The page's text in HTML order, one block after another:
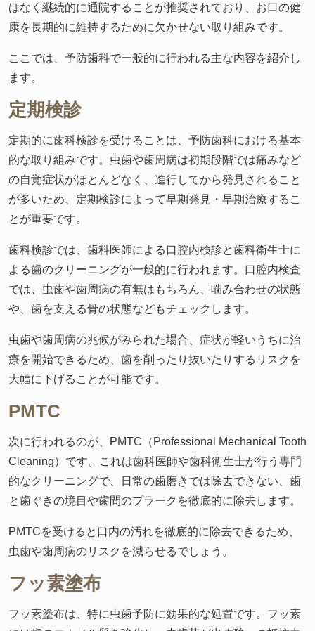
はなく継続的に通院することが推奨されており、お口の健
康を長期的に維持するために欠かせない取り組みです。
ここでは、予防歯科で一般的に行われる主な内容を紹介し
ます。
定期検診
定期的に歯科検診を受けることは、予防歯科における基本
的な取り組みです。虫歯や歯周病は初期段階では痛みなど
の自覚症状がほとんどなく、進行してから発見されること
が多いため、定期検診によって早期発見・早期治療するこ
とが重要です。
歯科検診では、歯科医師による口腔内検診と歯科衛生士に
よる歯のクリーニングが一般的に行われます。口腔内検査
では、虫歯や歯周病の有無はもちろん、噛み合わせの状態
や、歯を支える骨の状態などもチェックします。
虫歯や歯周病の兆候がみられた場合、症状が軽いうちに治
療を開始できるため、歯を削ったり抜いたりするリスクを
大幅に下げることが可能です。
PMTC
次に行われるのが、PMTC（Professional Mechanical Tooth
Cleaning）です。これは歯科医師や歯科衛生士が行う専門
的なクリーニングで、日常の歯磨きでは除去できない、歯
と歯ぐきの境目や歯間のプラークを徹底的に除去します。
PMTCを受けると口内の汚れを徹底的に除去できるため、
虫歯や歯周病のリスクを減らせるでしょう。
フッ素塗布
フッ素塗布は、特に虫歯予防に効果的な処置です。フッ素